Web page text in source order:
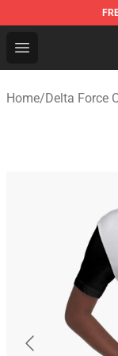
Open menu
Delta Force
Home/Delta Force